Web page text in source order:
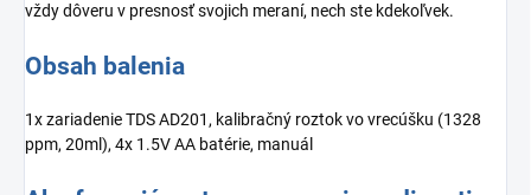
vždy dôveru v presnosť svojich meraní, nech ste kdekoľvek.
Obsah balenia
1x zariadenie TDS AD201, kalibračný roztok vo vrecúšku (1328
ppm, 20ml), 4x 1.5V AA batérie, manuál